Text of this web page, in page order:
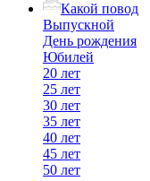
Какой повод
Выпускной
День рождения
Юбилей
20 лет
25 лет
30 лет
35 лет
40 лет
45 лет
50 лет